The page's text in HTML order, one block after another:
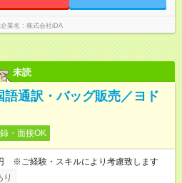
業名 株式会社iDA
未読
語通訳・バッグ販売／ヨド
・面接OK
※ご経験・スキルにより考慮致します
り